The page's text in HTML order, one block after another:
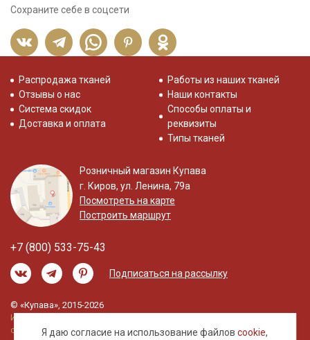
Сохраните себе в соцсети
Я даю согласие на использование файловcookie,
Распродажа тканей
Отзывы о нас
Система скидок
Доставка и оплата
Работы из наших тканей
Наши контакты
Способы оплаты и
реквизиты
Типы тканей
Розничный магазин Купава
г. Киров, ул. Ленина, 79а
Посмотреть на карте
Построить маршрут
+7 (800) 533-75-43
Подписаться на рассылку
© «Купава», 2015-2026
Информация на сайте не является публичной
офертой.